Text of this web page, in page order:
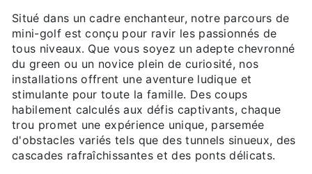
Situé dans un cadre enchanteur, notre parcours de
mini-golf est conçu pour ravir les passionnés de
tous niveaux. Que vous soyez un adepte chevronné
du green ou un novice plein de curiosité, nos
installations offrent une aventure ludique et
stimulante pour toute la famille. Des coups
habilement calculés aux défis captivants, chaque
trou promet une expérience unique, parsemée
d'obstacles variés tels que des tunnels sinueux, des
cascades rafraîchissantes et des ponts délicats.